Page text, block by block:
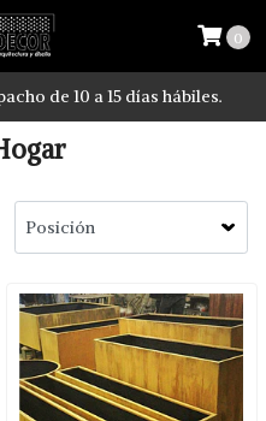
de 10 a 15 días hábiles.
0